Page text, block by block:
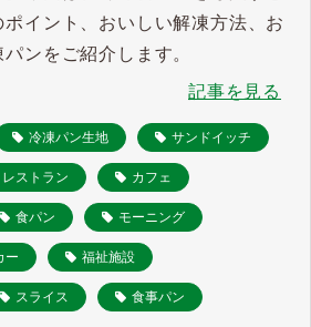
ポイント、おいしい解凍方法、お
ンをご紹介します。
記事を見る
冷凍パン生地 サンドイッチ
レストラン カフェ
食パン モーニング
ー 福祉施設
スライス 食事パン